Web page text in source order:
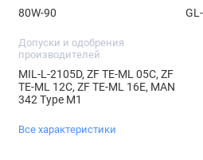
80W-90
Допуски и одобрения
производителей
MIL-L-2105D, ZF TE-ML 05C, ZF
TE-ML 12C, ZF TE-ML 16E, MAN
342 Type M1
Все характеристики